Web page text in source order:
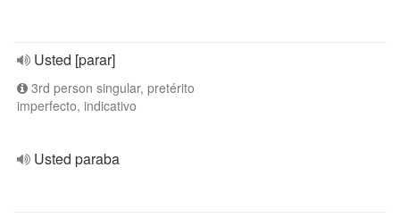
Usted [parar]
3rd person singular, pretérito
imperfecto, indicativo
Usted paraba